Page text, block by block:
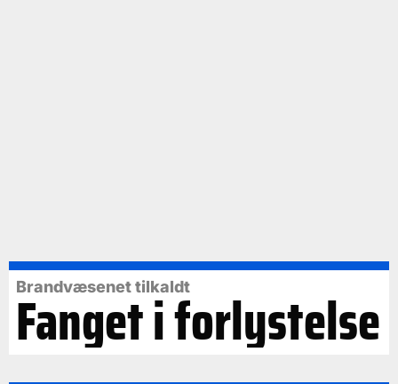
Brandvæsenet tilkaldt
Fanget i forlystelse